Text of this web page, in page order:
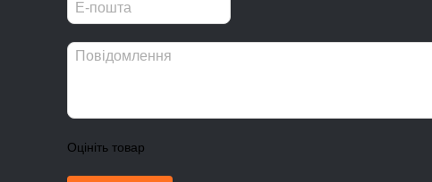
Оцініть товар